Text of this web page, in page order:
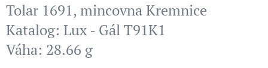
Tolar 1691, mincovna Kremnice
Katalog: Lux - Gál T91K1
Váha: 28.66 g